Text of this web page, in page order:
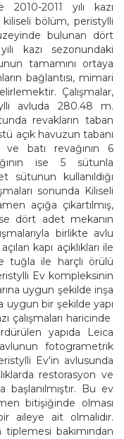
2010-2011 yılı kazı
kiliseli bölüm, peristylli
bulunan dört
kazı sezonundaki
tamamını ortaya
bağlantısı, mimari
Çalışmalar,
avluda 280.48 m.
revakların taban
açık havuzun tabanı
batı revağının 6
ise 5 sütunla
kullanıldığı
sonunda Kiliseli
açığa çıkartılmış,
dört adet mekanın
birlikte avlu
kapı açıklıkları ile
tuğla ile harçlı örülü
Ev kompleksinin
uygun şekilde inşa
uygun bir şekilde yapı
çalışmaları haricinde
yapıda Leica
fotogrametrik
Ev'in avlusunda
restorasyon ve
başlanılmıştır. Bu ev
bitişiğinde olması
aileye ait olmalıdır.
tiplemesi bakımından